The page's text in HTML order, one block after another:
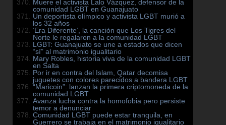
Muere el activista Lalo Vázquez, defensor de la
comunidad LGBT en Guanajuato
Un deportista olímpico y activista LGBT murió a
los 32 años
‘Era Diferente’, la canción que Los Tigres del
Norte le regalaron a la comunidad LGBT
LGBT: Guanajuato se une a estados que dicen
“sí” al matrimonio igualitario
Mary Robles, historia viva de la comunidad LGBT
en Salta
Por ir en contra del Islam, Qatar decomisa
juguetes con colores parecidos a bandera LGBT
“Maricoin”: lanzan la primera criptomoneda de la
comunidad LGBT
Avanza lucha contra la homofobia pero persiste
temor a denunciar
Comunidad LGBT puede estar tranquila, en
Guerrero se trabaja en el matrimonio igualitario